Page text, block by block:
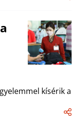
kísérik a